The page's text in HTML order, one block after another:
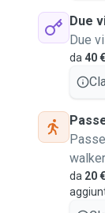
Due
Due
da 40 €
da 20 €